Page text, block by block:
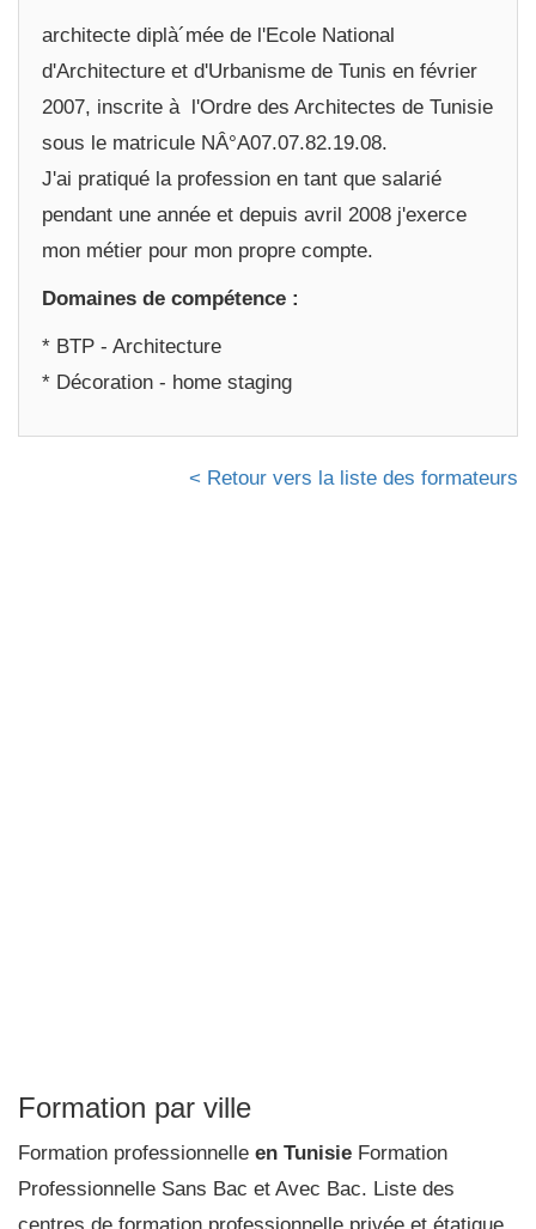
architecte diplà´mée de l'Ecole National
d'Architecture et d'Urbanisme de Tunis en février
2007, inscrite à l'Ordre des Architectes de Tunisie
sous le matricule NÂ°A07.07.82.19.08.
J'ai pratiqué la profession en tant que salarié
pendant une année et depuis avril 2008 j'exerce
mon métier pour mon propre compte.
Domaines de compétence :
* BTP - Architecture
* Décoration - home staging
< Retour vers la liste des formateurs
Formation par ville
Formation professionnelle en Tunisie Formation
Professionnelle Sans Bac et Avec Bac. Liste des